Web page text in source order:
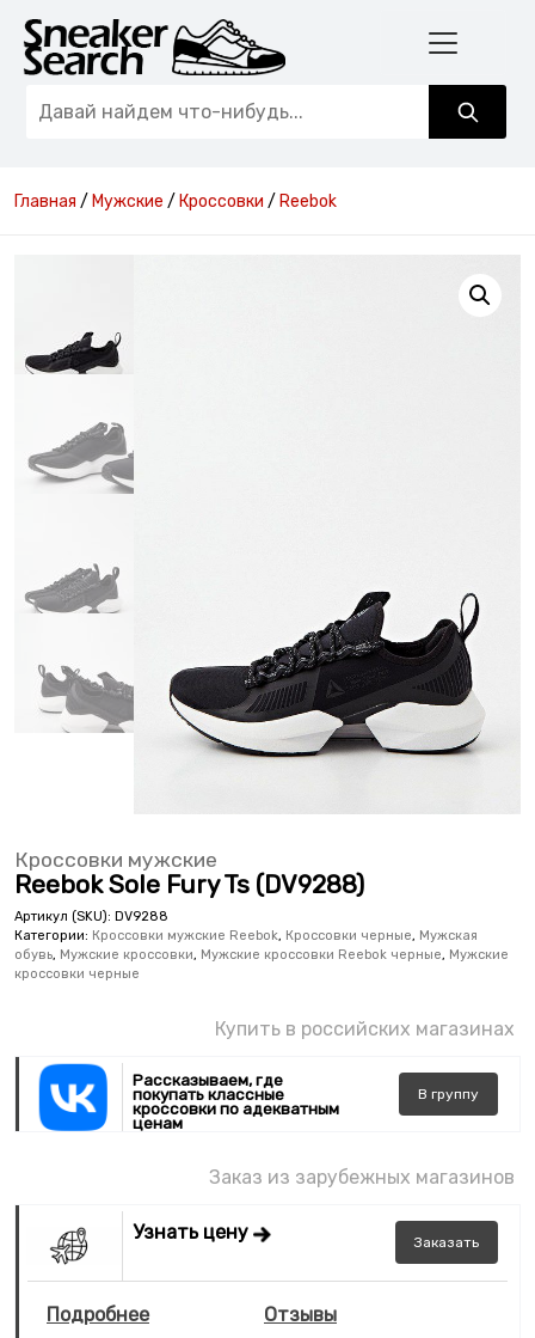
Главная / Мужские / Кроссовки / Reebok
Кроссовки мужские
Reebok Sole Fury Ts (DV9288)
Артикул (SKU): DV9288
Категории: Кроссовки мужские Reebok, Кроссовки черные, Мужская
обувь, Мужские кроссовки, Мужские кроссовки Reebok черные, Мужские
кроссовки черные
Купить в российских магазинах
Рассказываем, где
покупать классные
кроссовки по адекватным
ценам
В группу
Заказ из зарубежных магазинов
Узнать цену Заказать
Подробнее Отзывы